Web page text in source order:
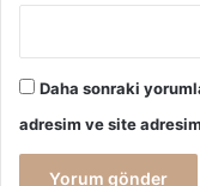
Daha sonraki
adresim ve site